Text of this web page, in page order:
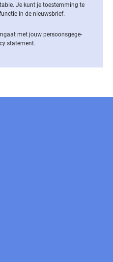
Je kunt je toestemming te
in de nieuwsbrief.
met jouw per­soons­ge­ge­
statement.